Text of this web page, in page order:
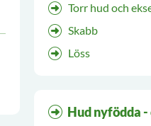
Torr hud och
Skabb
Löss
Hud nyfödda